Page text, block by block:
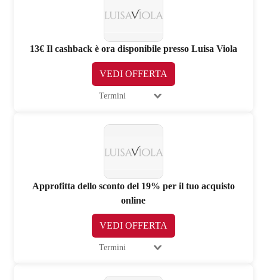
13€ Il cashback è ora disponibile presso Luisa Viola
VEDI OFFERTA
Termini
Approfitta dello sconto del 19% per il tuo acquisto
online
VEDI OFFERTA
Termini